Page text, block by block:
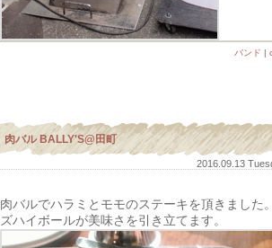
バンド |
肉バル BALLY'S@田町
2016.09.13
肉バルでハラミとモモのステーキを頂きました
ズハイボールが美味さを引き立てます。